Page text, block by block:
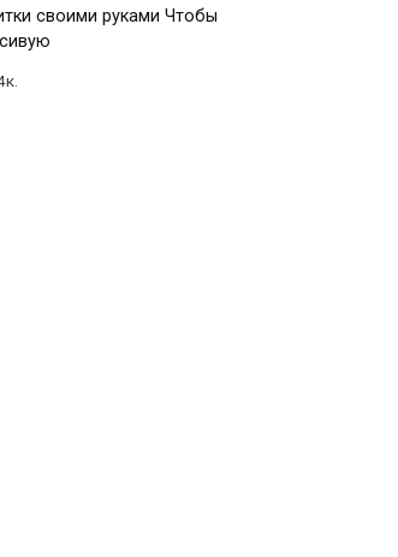
своими руками Чтобы